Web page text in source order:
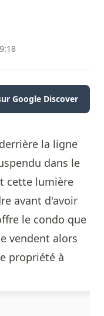
Google Discover
la ligne
dans le
cette lumière
avant d'avoir
le condo que
vendent alors
propriété à